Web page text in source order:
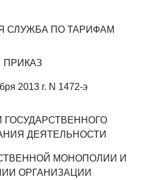
СЛУЖБА ПО ТАРИФАМ
ПРИКАЗ
2013 г. N 1472-э
ГОСУДАРСТВЕННОГО
ДЕЯТЕЛЬНОСТИ
МОНОПОЛИИ И
ОРГАНИЗАЦИИ